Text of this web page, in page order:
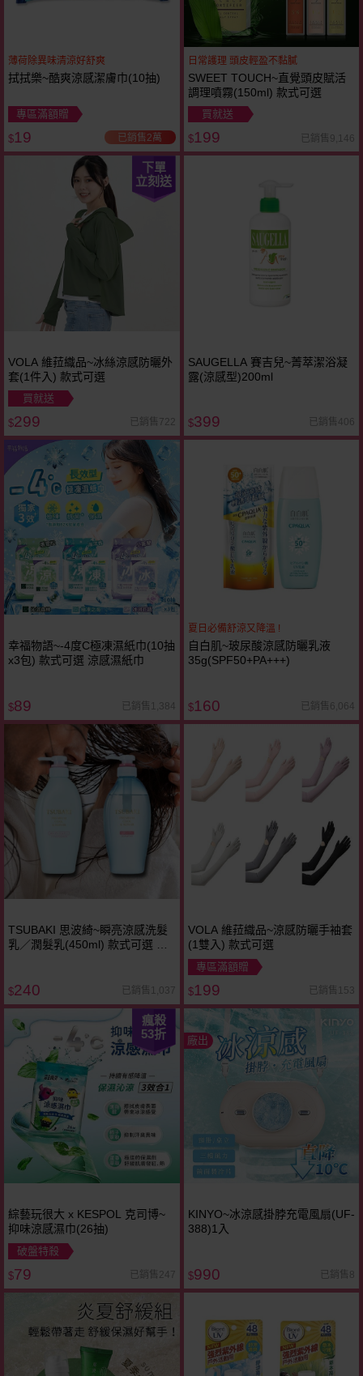
薄荷除異味清涼好舒爽
拭拭樂~酷爽涼感潔膚巾(10抽)
專區滿額贈
$19 已銷售2萬
日常護理 頭皮輕盈不黏膩
SWEET TOUCH~直覺頭皮賦活
調理噴霧(150ml) 款式可選
買就送
$199 已銷售9,146
下單
立刻送
VOLA 維菈織品~冰絲涼感防曬外
套(1件入) 款式可選
買就送
$299 已銷售722
SAUGELLA 賽吉兒~菁萃潔浴凝
露(涼感型)200ml
$399 已銷售406
幸福物語~-4度C極凍濕紙巾(10抽
x3包) 款式可選 涼感濕紙巾
$89 已銷售1,384
夏日必備舒涼又降溫 !
自白肌~玻尿酸涼感防曬乳液
35g(SPF50+PA+++)
$160 已銷售6,064
TSUBAKI 思波綺~瞬亮涼感洗髮
乳／潤髮乳(450ml) 款式可選 洗
$240 已銷售1,037
VOLA 維菈織品~涼感防曬手袖套
(1雙入) 款式可選
專區滿額贈
$199 已銷售153
瘋殺
53折
綜藝玩很大 x KESPOL 克司博~
抑味涼感濕巾(26抽)
破盤特殺
$79 已銷售247
廠出
KINYO~冰涼感掛脖充電風扇(UF-
388)1入
$990 已銷售8